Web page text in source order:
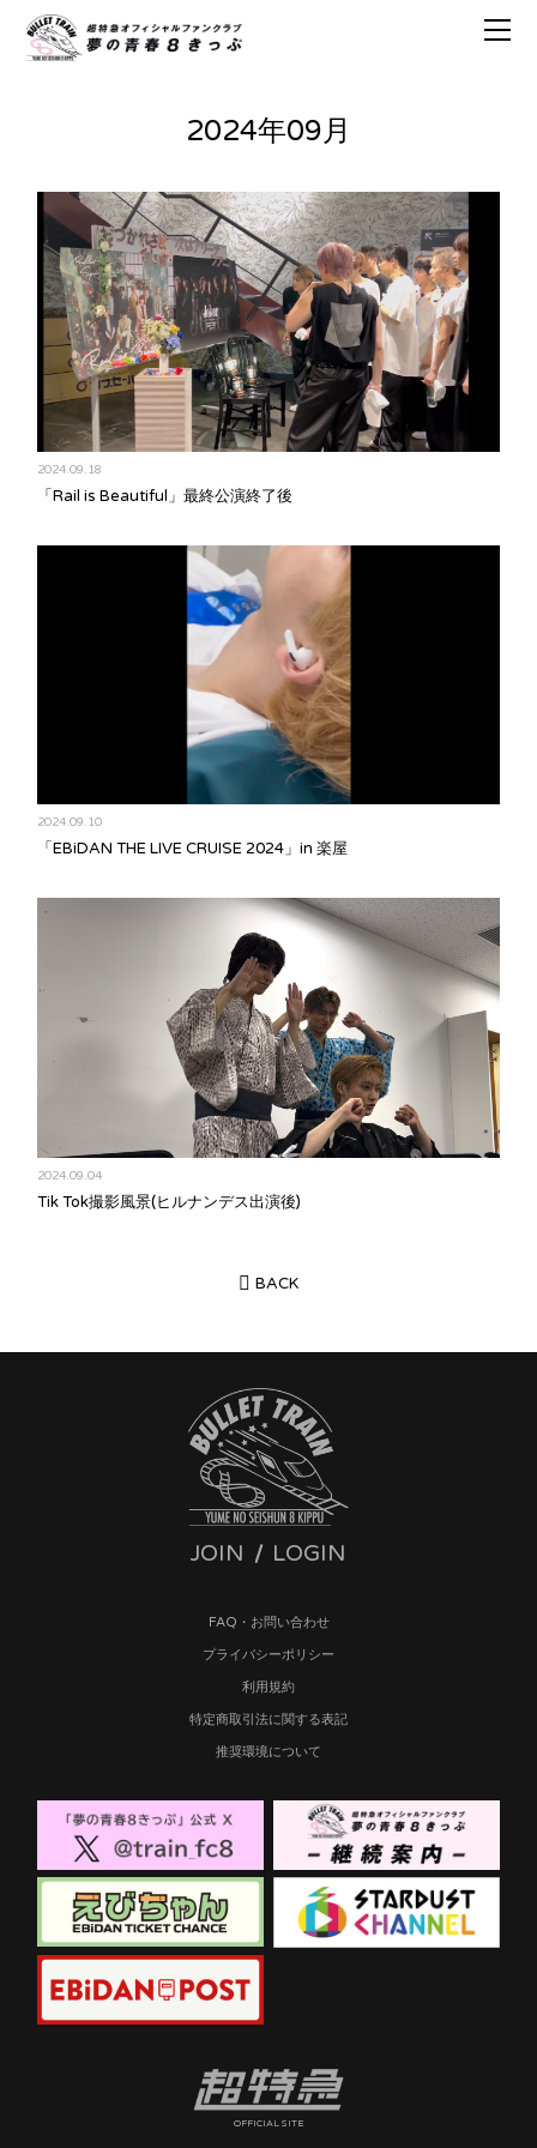
2024年09月
2024.09.18
「Rail is Beautiful」最終公演終了後
2024.09.10
「EBiDAN THE LIVE CRUISE 2024」in 楽屋
2024.09.04
Tik Tok撮影風景(ヒルナンデス出演後)
BACK
JOIN LOGIN
FAQ・お問い合わせ
プライバシーポリシー
利用規約
特定商取引法に関する表記
推奨環境について
OFFICIAL SITE